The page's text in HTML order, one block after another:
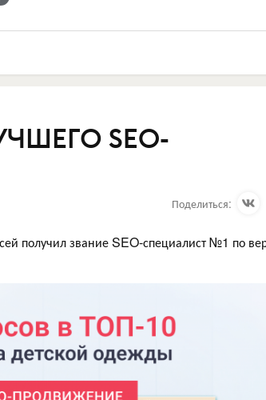
SEO-
Поделиться:
получил звание SEO-специалист №1 по